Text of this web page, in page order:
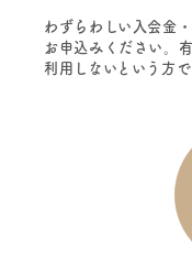
わずらわしい入会金
お申込みください。
利用しないという方で